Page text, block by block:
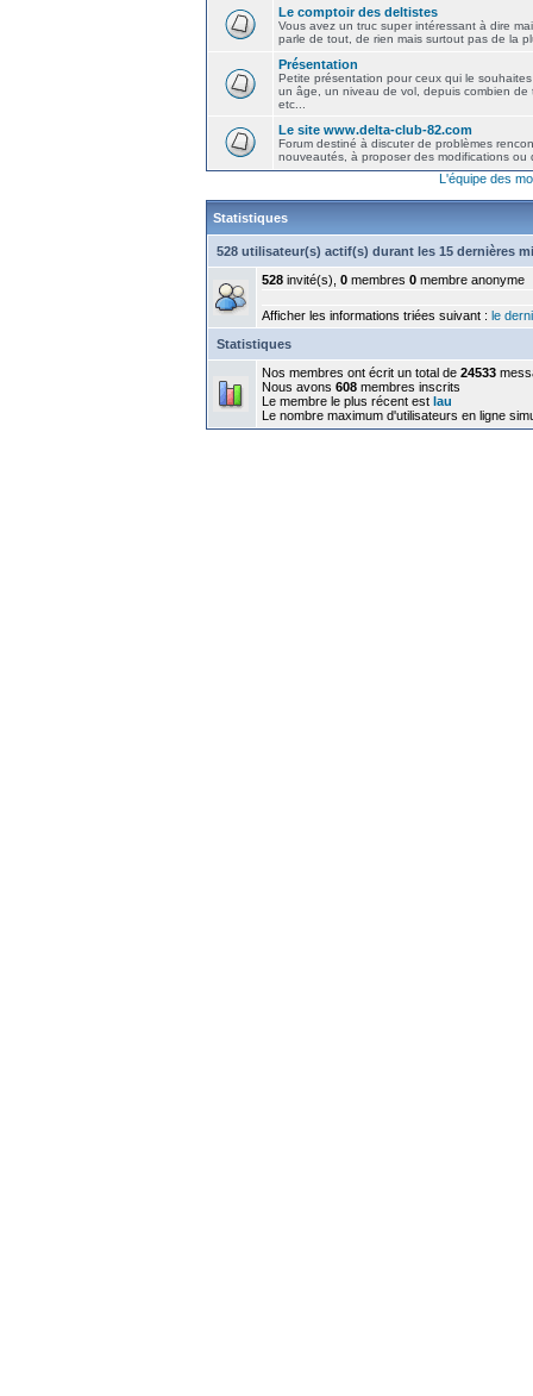
Le comptoir des deltistes
Vous avez un truc super intéressant à dire
parle de tout, de rien mais surtout pas de la
Présentation
Petite présentation pour ceux qui le
un âge, un niveau de vol, depuis combien de
etc...
Le site www.delta-club-82.com
Forum destiné à discuter de problèmes
nouveautés, à proposer des modifications ou
L'équipe des
Statistiques
528 utilisateur(s) actif(s) durant les 15 dernières
528 invité(s), 0 membres 0 membre anonyme
Afficher les informations triées suivant : le
Statistiques
Nos membres ont écrit un total de 24533
Nous avons 608 membres inscrits
Le membre le plus récent est lau
Le nombre maximum d'utilisateurs en ligne